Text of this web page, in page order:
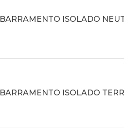
BARRAMENTO ISOLADO
BARRAMENTO ISOLADO